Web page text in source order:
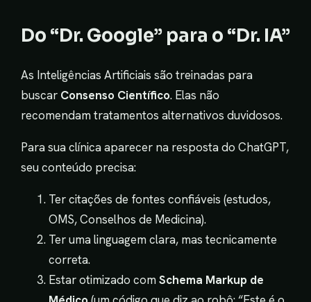
Do “Dr. Google” para o “Dr. IA”
As Inteligências Artificiais são treinadas para
buscar Consenso Científico. Elas não
recomendam tratamentos alternativos duvidosos.
Para sua clínica aparecer na resposta do ChatGPT,
seu conteúdo precisa:
Ter citações de fontes confiáveis (estudos,
OMS, Conselhos de Medicina).
Ter uma linguagem clara, mas tecnicamente
correta.
Estar otimizado comSchema Markup de